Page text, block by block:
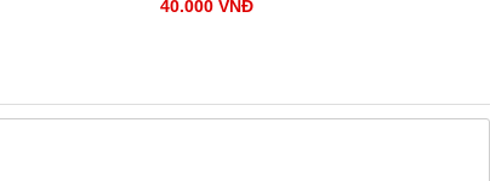
40.000 VNĐ
x10A